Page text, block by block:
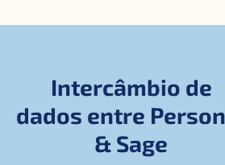
Intercâmbio de
dados entre
& Sage